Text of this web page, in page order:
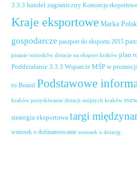
3.3.3 handel zagraniczny Konsorcja eksportowe
Kraje eksportowe Marka
gospodarcze paszport do eksportu 2015
pisanie wniosków dotacje na eksport kraków plan
Poddziałanie 3.3.3 Wsparcie MŚP w
to Brand Podstawowe
kraków pozyskiwanie dotacji unijnych kraków
strategia eksportowa targi
wniosek o dofinansowanie wniosek o dotację